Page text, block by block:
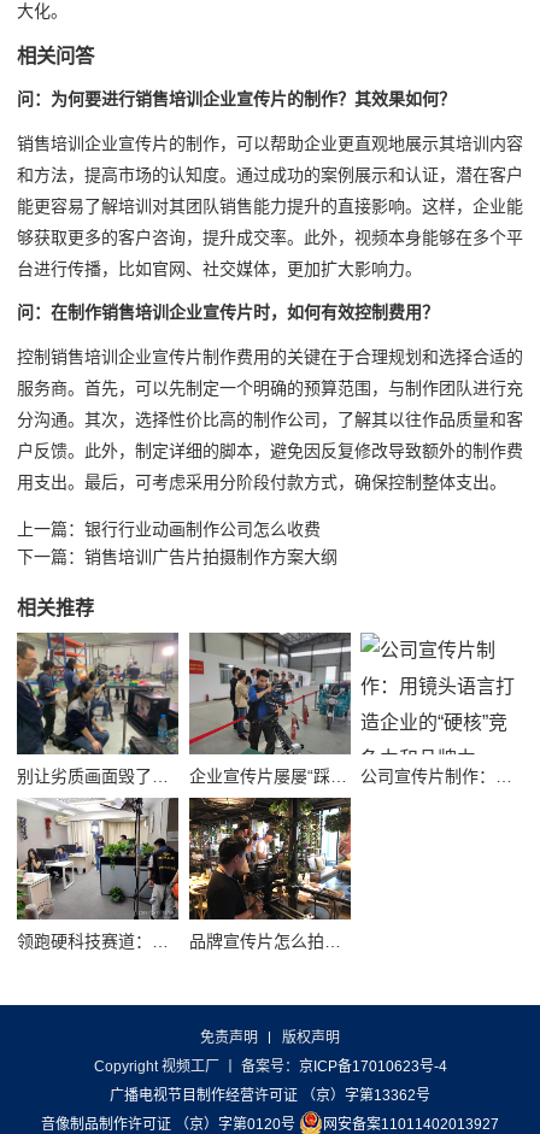
大化。
相关问答
问：为何要进行销售培训企业宣传片的制作？其效果如何？
销售培训企业宣传片的制作，可以帮助企业更直观地展示其培训内容
和方法，提高市场的认知度。通过成功的案例展示和认证，潜在客户
能更容易了解培训对其团队销售能力提升的直接影响。这样，企业能
够获取更多的客户咨询，提升成交率。此外，视频本身能够在多个平
台进行传播，比如官网、社交媒体，更加扩大影响力。
问：在制作销售培训企业宣传片时，如何有效控制费用？
控制销售培训企业宣传片制作费用的关键在于合理规划和选择合适的
服务商。首先，可以先制定一个明确的预算范围，与制作团队进行充
分沟通。其次，选择性价比高的制作公司，了解其以往作品质量和客
户反馈。此外，制定详细的脚本，避免因反复修改导致额外的制作费
用支出。最后，可考虑采用分阶段付款方式，确保控制整体支出。
上一篇： 银行行业动画制作公司怎么收费
下一篇： 销售培训广告片拍摄制作方案大纲
相关推荐
免责声明
版权声明
Copyright 视频工厂丨 备案号： 京ICP备17010623号-4
广播电视节目制作经营许可证 （京）字第13362号
音像制品制作许可证 （京）字第0120号
网安备案11011402013927